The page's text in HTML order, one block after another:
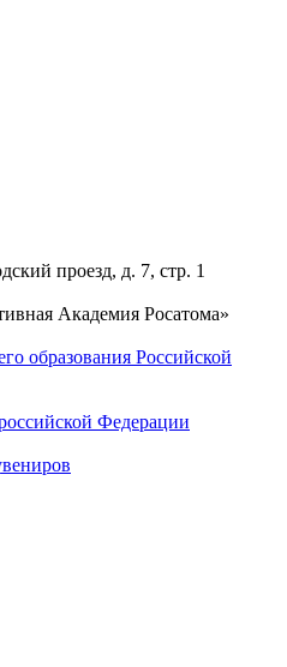
проезд, д. 7, стр. 1
Академия Росатома»
образования Российской
Федерации